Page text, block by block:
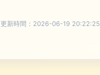
更新時間：2026-06-19 20:22:25